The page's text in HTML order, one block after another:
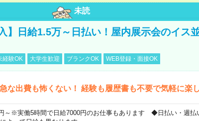
未読
】日給1.5万～日払い！屋内展示会のイス
経験OK 大学生歓迎 ブランクOK WEB登録・面接OK
な出費も怖くない！ 経験も履歴書も不要で気軽に楽
～※実働5時間で日給7000円のお仕事もあります ◆日払い・週払